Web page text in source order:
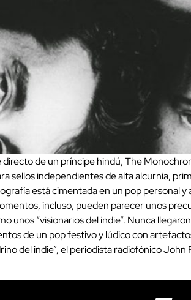
de un príncipe hindú, The
sellos independientes de alta alcurnia,
está cimentada en un pop personal
incluso, pueden parecer unos
unos “visionarios del indie”. Nunca
de un pop festivo y lúdico con
del indie”, el periodista radiofónico